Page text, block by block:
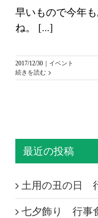
早いもので今年
ね。 [...]
2017/12/30 | イベント
続きを読む
最近の投稿
土用の丑の日
七夕飾り 行事